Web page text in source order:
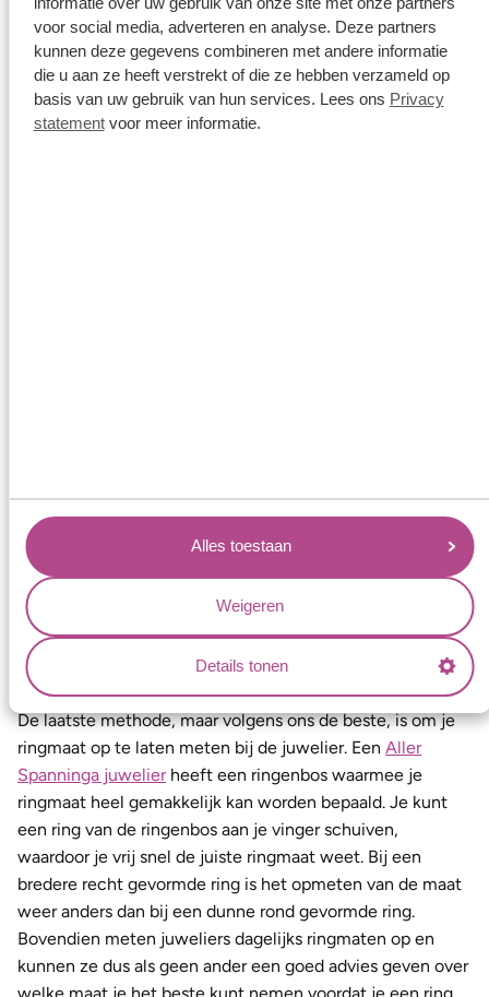
voor social media, adverteren en analyse. Deze partners
kunnen deze gegevens combineren met andere informatie
die u aan ze heeft verstrekt of die ze hebben verzameld op
basis van uw gebruik van hun services. Lees ons Privacy
statementvoor meer informatie.
Alles toestaan
Weigeren
Details tonen
lengte die je nu hebt, is de binnenomtrek van de ring. Je
weet nu dus de omtrek ringmaat van de vinger. Je kunt in
de ringmatentabel opzoeken welke diameter ringmaat
daarbij hoort.
4. Je ringmaat laten opmeten bij
een juwelier
De laatste methode, maar volgens ons de beste, is om je
ringmaat op te laten meten bij de juwelier. Een Aller
Spanninga juwelierheeft een ringenbos waarmee je
ringmaat heel gemakkelijk kan worden bepaald. Je kunt
een ring van de ringenbos aan je vinger schuiven,
waardoor je vrij snel de juiste ringmaat weet. Bij een
bredere recht gevormde ring is het opmeten van de maat
weer anders dan bij een dunne rond gevormde ring.
Bovendien meten juweliers dagelijks ringmaten op en
kunnen ze dus als geen ander een goed advies geven over
welke maat je het beste kunt nemen voordat je een ring